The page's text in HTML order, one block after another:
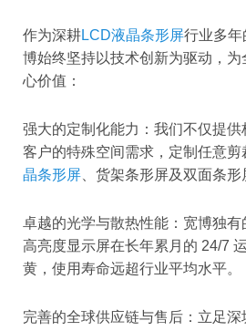
作为深耕LCD液晶条形屏行业多年
博始终坚持以技术创新为驱动，
心价值：
强大的定制化能力：我们不仅提
客户的特殊空间需求，定制任意剪
晶条形屏 、货架条形屏及双面条形
卓越的光学与散热性能：宽博独
高亮度显示屏在长年累月的 24/7
黄，使用寿命远超行业平均水平。
完善的全球供应链与售后：立足